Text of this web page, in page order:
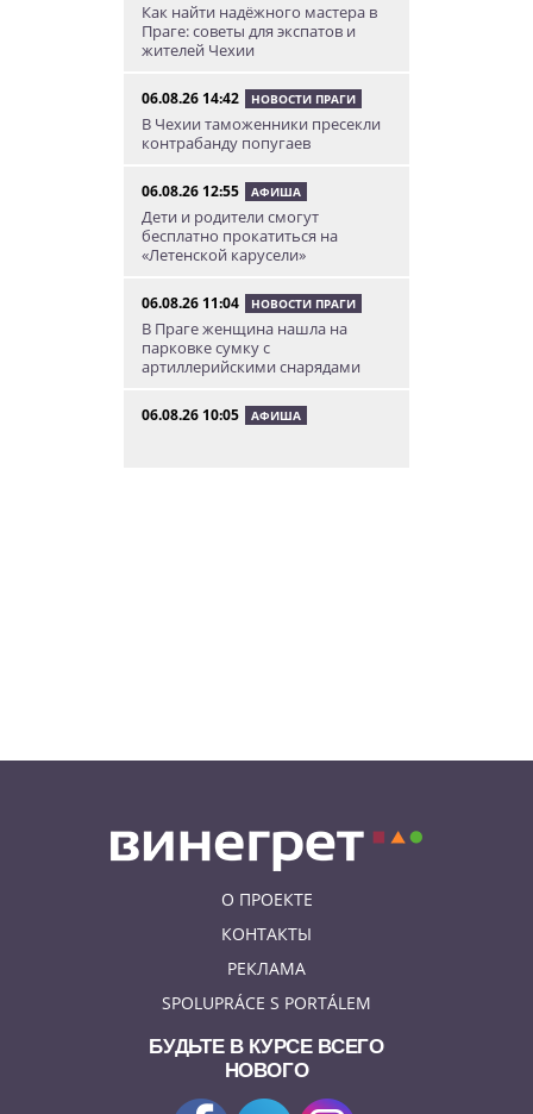
Как найти надёжного мастера в
Праге: советы для экспатов и
жителей Чехии
06.08.26 14:42 НОВОСТИ ПРАГИ
В Чехии таможенники пресекли
контрабанду попугаев
06.08.26 12:55 АФИША
Дети и родители смогут
бесплатно прокатиться на
«Летенской карусели»
06.08.26 11:04 НОВОСТИ ПРАГИ
В Праге женщина нашла на
парковке сумку с
артиллерийскими снарядами
06.08.26 10:05 АФИША
О ПРОЕКТЕ
КОНТАКТЫ
РЕКЛАМА
SPOLUPRÁCE S PORTÁLEM
БУДЬТЕ В КУРСЕ ВСЕГО
НОВОГО